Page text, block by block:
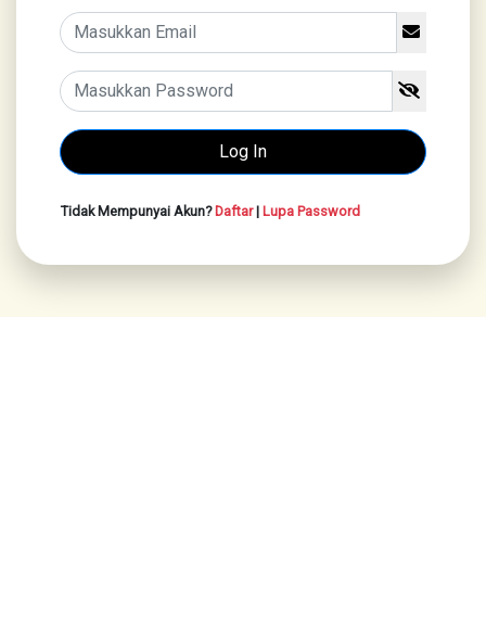
Tidak Mempunyai Akun?Daftar| Lupa Password